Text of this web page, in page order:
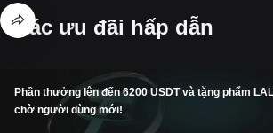
Các ưu đãi hấp dẫn
Tôi có thể mua tiền điện
Phần thưởng lên đến 6200 USDT và tặng phẩm
chờ người dùng mới!